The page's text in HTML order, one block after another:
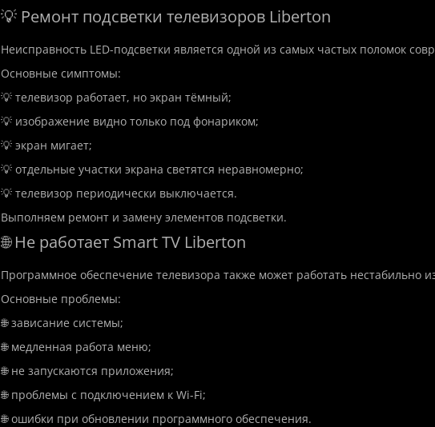
💡 Ремонт подсветки телевизоров Liberton
Неисправность LED-подсветки является одной из самых частых поломок
Основные симптомы:
💡 телевизор работает, но экран тёмный;
💡 изображение видно только под фонариком;
💡 экран мигает;
💡 отдельные участки экрана светятся неравномерно;
💡 телевизор периодически выключается.
Выполняем ремонт и замену элементов подсветки.
🌐 Не работает Smart TV Liberton
Программное обеспечение телевизора также может работать нестабильно
Основные проблемы:
🌐 зависание системы;
🌐 медленная работа меню;
🌐 не запускаются приложения;
🌐 проблемы с подключением к Wi-Fi;
🌐 ошибки при обновлении программного обеспечения.